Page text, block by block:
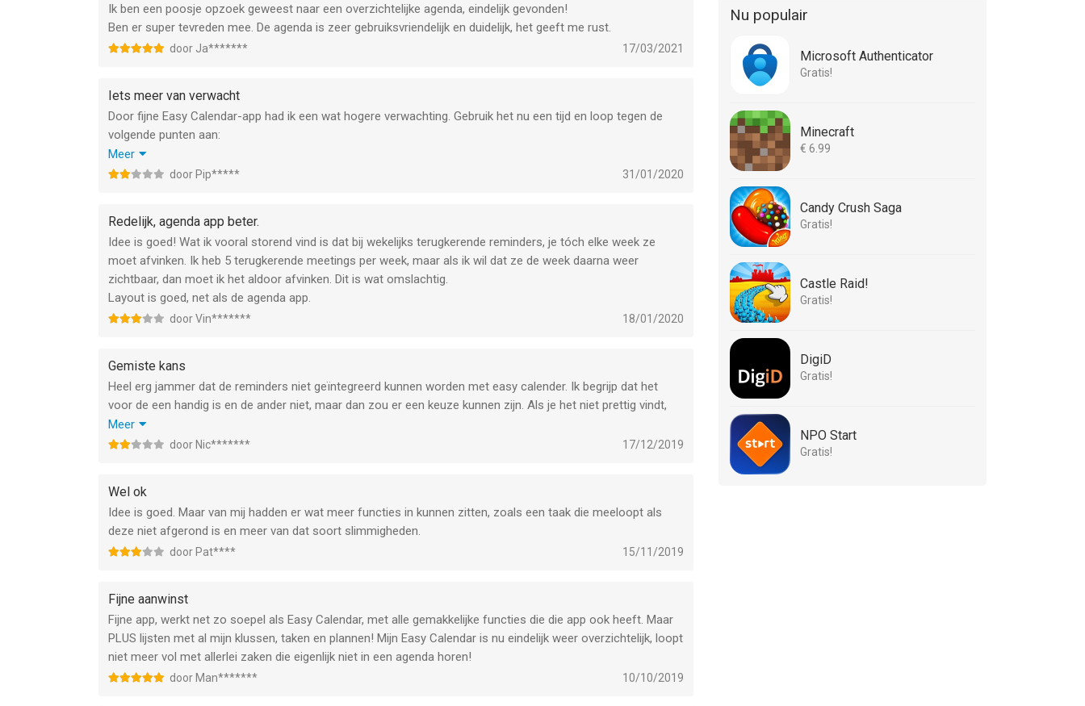
Ik ben een poosje opzoek geweest naar een overzichtelijke agenda, eindelijk gevonden!
Ben er super tevreden mee. De agenda is zeer gebruiksvriendelijk en duidelijk, het geeft me rust.
door Ja******* 17/03/2021
Iets meer van verwacht
Door fijne Easy Calendar-app had ik een wat hogere verwachting. Gebruik het nu een tijd en loop tegen de
volgende punten aan:
Jaaroverzicht door middenboven op weeknummer te tikken werk niet (zoals bij Easy Calendar). Omslachtig
om naar toekomstige datum te gaan. Vrij irritant als je van januari naar oktober moet swipen...
overvolle agenda hebben vind ik vreemd. Laat mensen dat zelf beslissen en bied te mogelijk dat je in Easy
Calender de reminders aan of uit kan zetten (zoals je andere agenda's ook in- of uit kan schakelen.)
Vervelend dat terugekerende taak pas verschijnt, nadat vorige is afgevinkt. Hierdoor heb je nooit een volledig
beeld van taken als je vooruit kijkt naar wat je op een bepaalde dag of in een bepaalde week allemaal moet
doen.
Meer
door Pip***** 31/01/2020
Redelijk, agenda app beter.
Idee is goed! Wat ik vooral storend vind is dat bij wekelijks terugkerende reminders, je tóch elke week ze
moet afvinken. Ik heb 5 terugkerende meetings per week, maar als ik wil dat ze de week daarna weer
zichtbaar, dan moet ik het aldoor afvinken. Dit is wat omslachtig.
Layout is goed, net als de agenda app.
door Vin******* 18/01/2020
Gemiste kans
Heel erg jammer dat de reminders niet geïntegreerd kunnen worden met easy calender. Ik begrijp dat het
voor de een handig is en de ander niet, maar dan zou er een keuze kunnen zijn. Als je het niet prettig vindt,
doe je het niet en anders wel. Ik vind het nu zonde van mijn geld, omdat ik dacht dat het wel kon, aangezien
de optie ‘herinneringen’ in het menu staat.
Meer
door Nic******* 17/12/2019
Wel ok
Idee is goed. Maar van mij hadden er wat meer functies in kunnen zitten, zoals een taak die meeloopt als
deze niet afgerond is en meer van dat soort slimmigheden.
door Pat**** 15/11/2019
Fijne aanwinst
Fijne app, werkt net zo soepel als Easy Calendar, met alle gemakkelijke functies die die app ook heeft. Maar
PLUS lijsten met al mijn klussen, taken en plannen! Mijn Easy Calendar is nu eindelijk weer overzichtelijk, loopt
niet meer vol met allerlei zaken die eigenlijk niet in een agenda horen!
door Man******* 10/10/2019
Nu populair
Microsoft Authenticator
Gratis!
Minecraft
€ 6.99
Candy Crush Saga
Gratis!
Castle Raid!
Gratis!
DigiD
Gratis!
NPO Start
Gratis!